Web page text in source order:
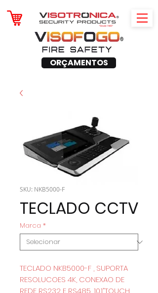
ORÇAMENTOS
SKU: NKB5000-F
TECLADO CCTV
Marca *
TECLADO NKB5000-F , SUPORTA
RESOLUCOES 4K, CONEXAO DE
REDE RS232 E RS485, 10.1”TOUCH